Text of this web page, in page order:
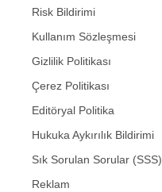
Risk Bildirimi
Kullanım Sözleşmesi
Gizlilik Politikası
Çerez Politikası
Editöryal Politika
Hukuka Aykırılık Bildirimi
Sık Sorulan Sorular (SSS)
Reklam